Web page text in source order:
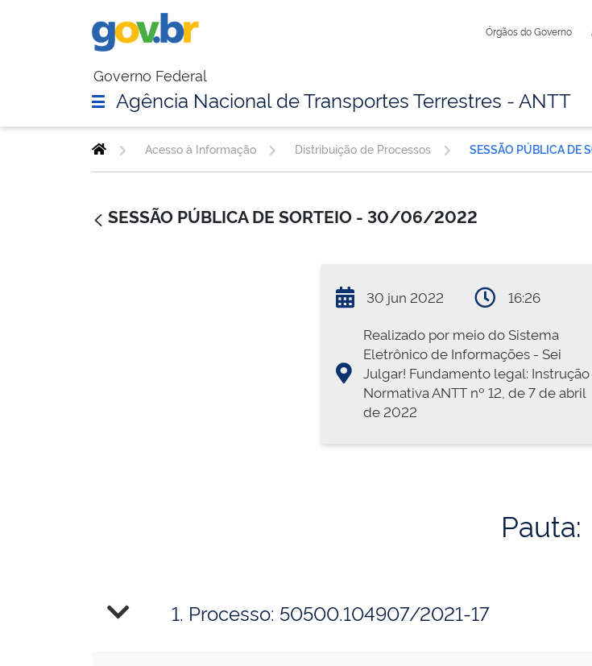
Órgãos do Governo
Governo Federal
Agência Nacional de Transportes Terrestres - ANTT
Acesso à Informação Distribuição de Processos
SESSÃO PÚBLICA DE SORTEIO - 30/06/2022
30 jun 2022
16:26
Realizado por meio do Sistema
Eletrônico de Informações - Sei
Julgar! Fundamento legal: Instrução
Normativa ANTT nº 12, de 7 de abril
de 2022
Pauta:
1. Processo: 50500.104907/2021-17